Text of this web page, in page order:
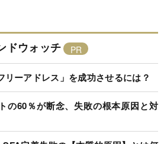
ドウォッチ
リーアドレス」を成功させるには？
の60％が断念、失敗の根本原因と対